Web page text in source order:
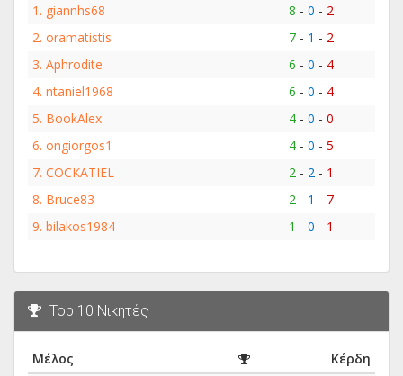
1. giannhs68 8 - 0 - 2
2. oramatistis 7- 1 - 2
3. Aphrodite 6 - 0 - 4
4. ntaniel1968 6 - 0 - 4
5. BookAlex 4- 0 - 0
6. ongiorgos1 4- 0 - 5
7. COCKATIEL 2 - 2 - 1
8. Bruce83 2 - 1 - 7
9. bilakos1984 1 - 0 - 1
Top 10 Νικητές
Μέλος
Κέρδη